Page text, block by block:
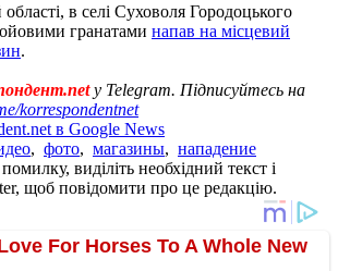
в селі Суховоля Городоцького
гранатами напав на місцевий
.
у Telegram. Підписуйтесь на
korrespondentnet
в Google News
, фото, магазины, нападение
виділіть необхідний текст і
щоб повідомити про це редакцію.